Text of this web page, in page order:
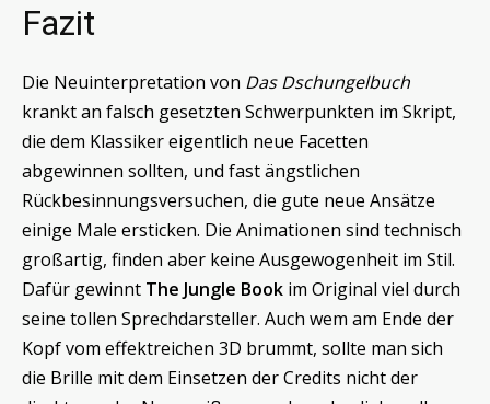
Fazit
Die Neuinterpretation von Das Dschungelbuch
krankt an falsch gesetzten Schwerpunkten im Skript,
die dem Klassiker eigentlich neue Facetten
abgewinnen sollten, und fast ängstlichen
Rückbesinnungsversuchen, die gute neue Ansätze
einige Male ersticken. Die Animationen sind technisch
großartig, finden aber keine Ausgewogenheit im Stil.
Dafür gewinnt The Jungle Book im Original viel durch
seine tollen Sprechdarsteller. Auch wem am Ende der
Kopf vom effektreichen 3D brummt, sollte man sich
die Brille mit dem Einsetzen der Credits nicht der